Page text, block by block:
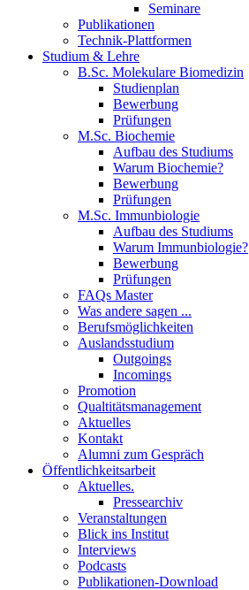
Seminare
Publikationen
Technik-Plattformen
Studium & Lehre
B.Sc. Molekulare Biomedizin
Studienplan
Bewerbung
Prüfungen
M.Sc. Biochemie
Aufbau des Studiums
Warum Biochemie?
Bewerbung
Prüfungen
M.Sc. Immunbiologie
Aufbau des Studiums
Warum Immunbiologie?
Bewerbung
Prüfungen
FAQs Master
Was andere sagen ...
Berufsmöglichkeiten
Auslandsstudium
Outgoings
Incomings
Promotion
Qualtitätsmanagement
Aktuelles
Kontakt
Alumni zum Gespräch
Öffentlichkeitsarbeit
Aktuelles.
Pressearchiv
Veranstaltungen
Blick ins Institut
Interviews
Podcasts
Publikationen-Download